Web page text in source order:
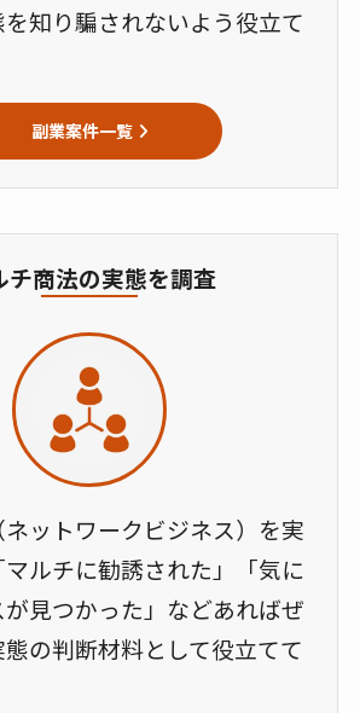
知り騙されないよう役立て
副業案件一覧
チ商法の実態を調査
ットワークビジネス）を実
ルチに勧誘された」「気に
見つかった」などあればぜ
の判断材料として役立てて